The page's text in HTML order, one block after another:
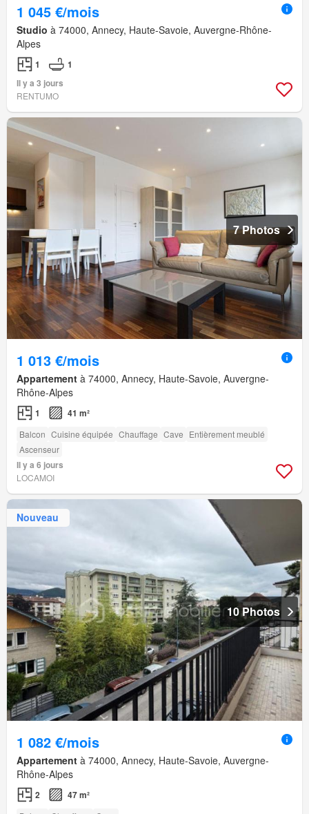
1 045 €/mois
Studio à 74000, Annecy, Haute-Savoie, Auvergne-Rhône-
Alpes
1
1
Il y a 3 jours
RENTUMO
7 Photos
1 013 €/mois
Appartement à 74000, Annecy, Haute-Savoie, Auvergne-
Rhône-Alpes
1 41 m²
Balcon Cuisine équipée Chauffage Cave Entièrement meublé
Ascenseur
Il y a 6 jours
LOCAMOI
Nouveau
10 Photos
1 082 €/mois
Appartement à 74000, Annecy, Haute-Savoie, Auvergne-
Rhône-Alpes
2 47 m²